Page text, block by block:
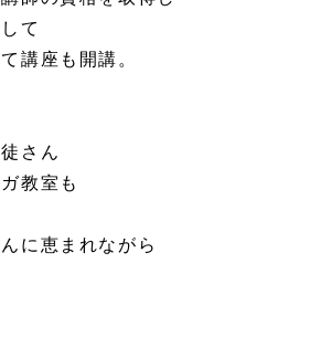
て
講座も開講。
さん
教室も
に恵まれながら